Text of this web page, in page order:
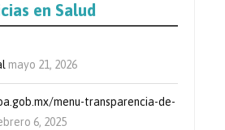
en Salud
mayo 21, 2026
menu-transparencia-de-
6, 2025